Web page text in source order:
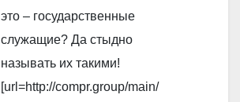
это – государственные
служащие? Да стыдно
называть их такими!
[url=http://compr.group/main/